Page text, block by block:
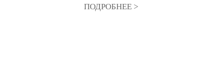
ПОДРОБНЕЕ >